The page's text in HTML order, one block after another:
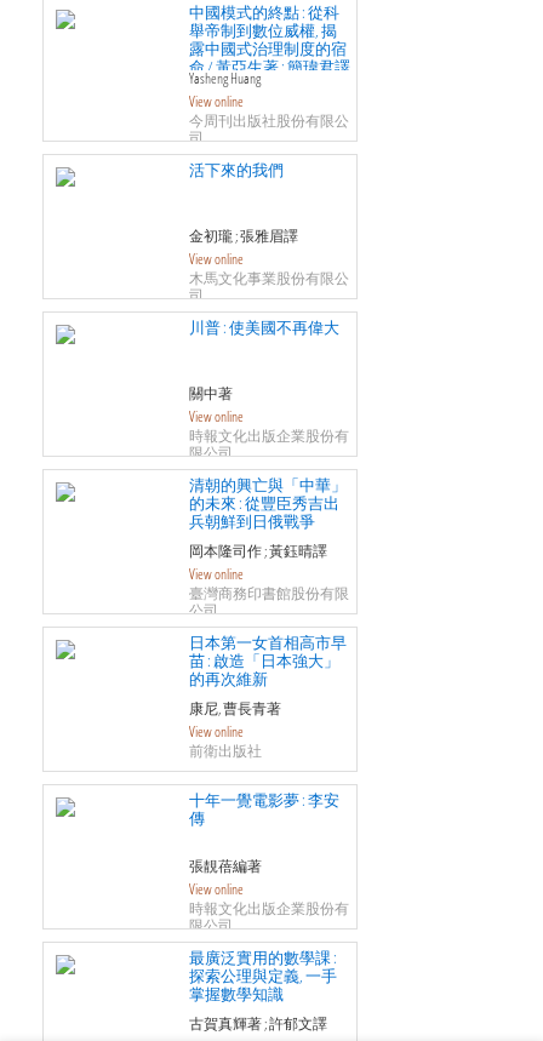
中國模式的終點 : 從科
舉帝制到數位威權, 揭
露中國式治理制度的宿
命 / 黃亞生著 ; 簡瑋君譯
= The rise and fall of the east :
how exams, autocracy, stability,
and technology brought China
success, and why they might
lead to its decline
Yasheng Huang
View online
今周刊出版社股份有限公
司
活下來的我們
金初瓏 ; 張雅眉譯
View online
木馬文化事業股份有限公
司
川普 : 使美國不再偉大
關中著
View online
時報文化出版企業股份有
限公司
清朝的興亡與「中華」
的未來 : 從豐臣秀吉出
兵朝鮮到日俄戰爭
岡本隆司作 ; 黃鈺晴譯
View online
臺灣商務印書館股份有限
公司
日本第一女首相高市早
苗 : 啟造「日本強大」
的再次維新
康尼, 曹長青著
View online
前衛出版社
十年一覺電影夢 : 李安
傳
張靚蓓編著
View online
時報文化出版企業股份有
限公司
最廣泛實用的數學課 :
探索公理與定義, 一手
掌握數學知識
古賀真輝著 ; 許郁文譯